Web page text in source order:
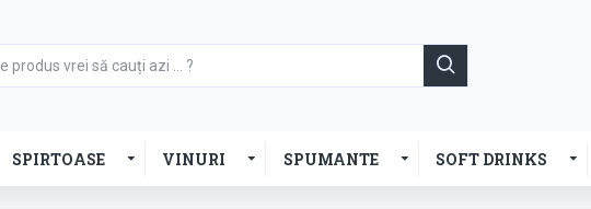
SPIRTOASE VINURI SPUMANTE SOFT DRINKS